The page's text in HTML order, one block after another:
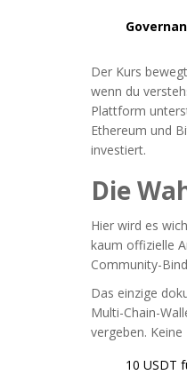
Der Kurs
wenn du
Plattform
Ethereum und
investiert.
Die
Hier wird es
kaum offizielle
Community-
Das einzige
Multi-Chain-
vergeben.
10 USDT